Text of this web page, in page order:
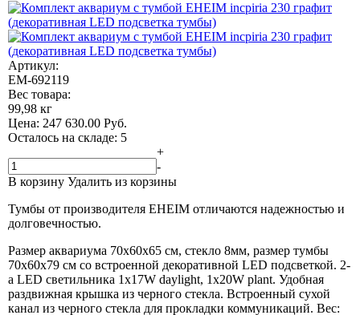
Артикул:
EM-692119
Вес товара:
99,98 кг
Цена: 247 630.00 Руб.
Осталось на складе: 5
+
-
В корзину Удалить из корзины
Тумбы от производителя EHEIM отличаются надежностью и
долговечностью.
Размер аквариума 70x60x65 см, стекло 8мм, размер тумбы
70x60x79 см со встроенной декоративной LED подсветкой. 2-
а LED светильника 1x17W daylight, 1x20W plant. Удобная
раздвижная крышка из черного стекла. Встроенный сухой
канал из черного стекла для прокладки коммуникаций. Вес: